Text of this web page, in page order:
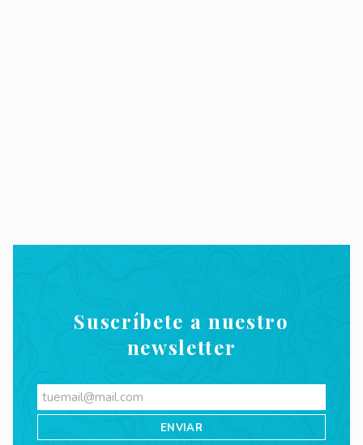
Suscríbete a nuestro
newsletter